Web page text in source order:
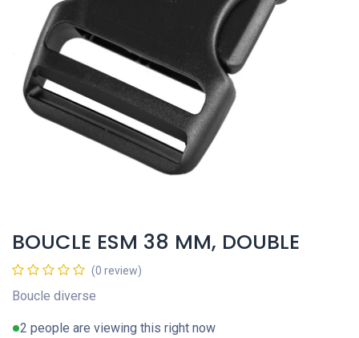
BOUCLE ESM 38 MM, DOUBLE
(0 review)
Boucle diverse
2 people are viewing this right now